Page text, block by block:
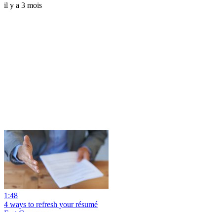
il y a 3 mois
1:48
4 ways to refresh your résumé